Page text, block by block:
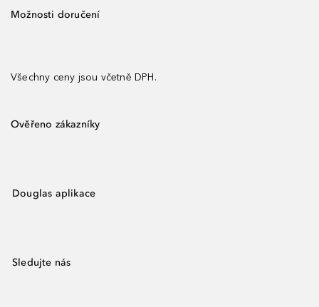
Možnosti doručení
Všechny ceny jsou včetně DPH.
Ověřeno zákazníky
Douglas aplikace
Sledujte nás